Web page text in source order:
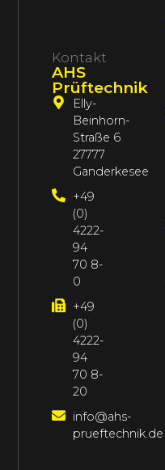
Kontakt
AHS
Prüftechnik
Elly-
Beinhorn-
Straße 6
27777
Ganderkesee
+49
(0)
4222-
94
70 8-
0
+49
(0)
4222-
94
70 8-
20
info@ahs-
prueftechnik.de